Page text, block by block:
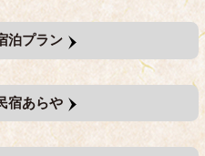
泊プラン
宿あらや